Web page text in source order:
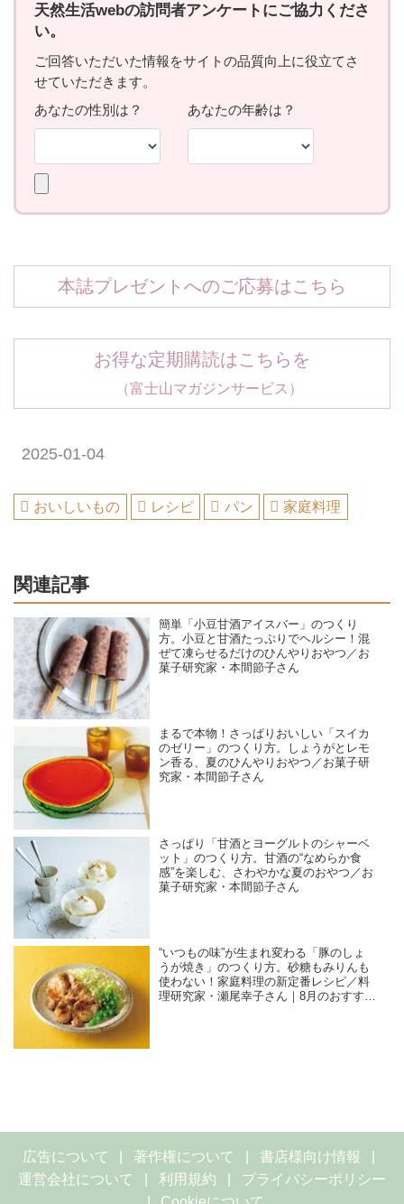
本誌プレゼントへのご応募はこちら
お得な定期購読はこちらを
（富士山マガジンサービス）
2025-01-04
おいしいもの レシピ パン 家庭料理
関連記事
簡単「小豆甘酒アイスバー」のつくり
方。小豆と甘酒たっぷりでヘルシー！混
ぜて凍らせるだけのひんやりおやつ／お
菓子研究家・本間節子さん
まるで本物！さっぱりおいしい「スイカ
のゼリー」のつくり方。しょうがとレモ
ン香る、夏のひんやりおやつ／お菓子研
究家・本間節子さん
さっぱり「甘酒とヨーグルトのシャーベ
ット」のつくり方。甘酒の“なめらか食
感”を楽しむ、さわやかな夏のおやつ／お
菓子研究家・本間節子さん
“いつもの味”が生まれ変わる「豚のしょ
うが焼き」のつくり方。砂糖もみりんも
使わない！家庭料理の新定番レシピ／料
理研究家・瀬尾幸子さん｜8月のおすすめ
広告について 著作権について
書店様向け情報
運営会社について
利用規約
プライバシーポリシー